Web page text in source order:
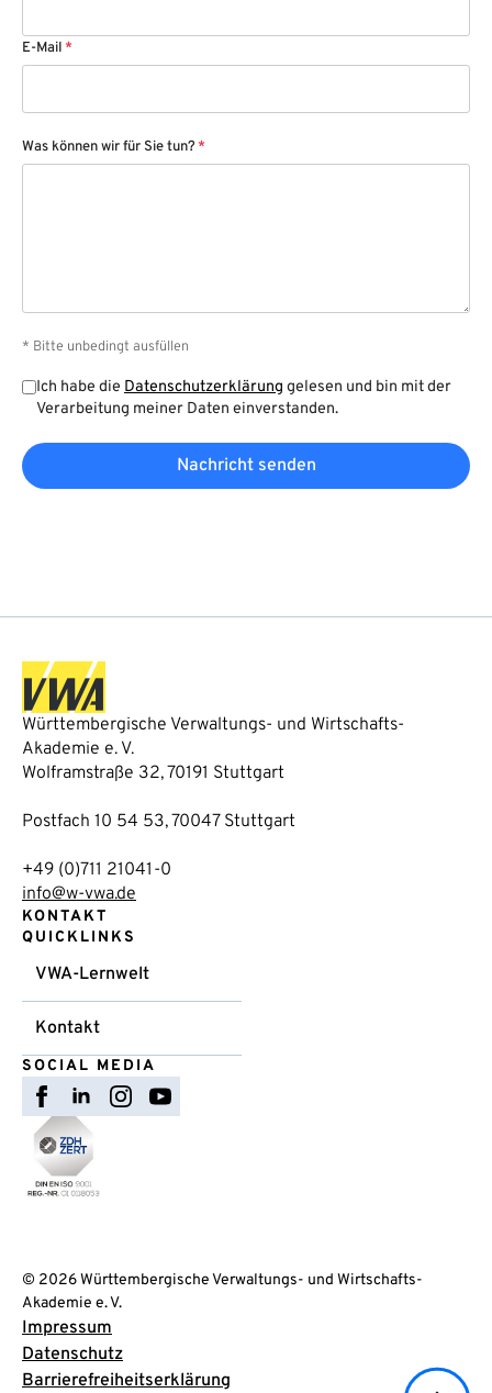
E-Mail *
Was können wir für Sie tun? *
* Bitte unbedingt ausfüllen
Ich habe die Datenschutzerklärung gelesen und bin mit der
Verarbeitung meiner Daten einverstanden.
Nachricht senden
Württembergische Verwaltungs- und Wirtschafts-
Akademie e. V.
Wolframstraße 32, 70191 Stuttgart
Postfach 10 54 53, 70047 Stuttgart
+49 (0)711 21041-0
info@w-vwa.de
KONTAKT
QUICKLINKS
VWA-Lernwelt
Kontakt
SOCIAL MEDIA
© 2026 Württembergische Verwaltungs- und Wirtschafts-
Akademie e. V.
Impressum
Datenschutz
Barrierefreiheitserklärung